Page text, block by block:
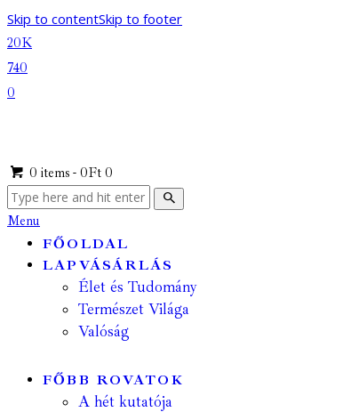
Skip to contentSkip to footer
20K
740
0
0 items - 0Ft 0
Menu
FŐOLDAL
LAPVÁSÁRLÁS
Élet és Tudomány
Természet Világa
Valóság
FŐBB ROVATOK
A hét kutatója